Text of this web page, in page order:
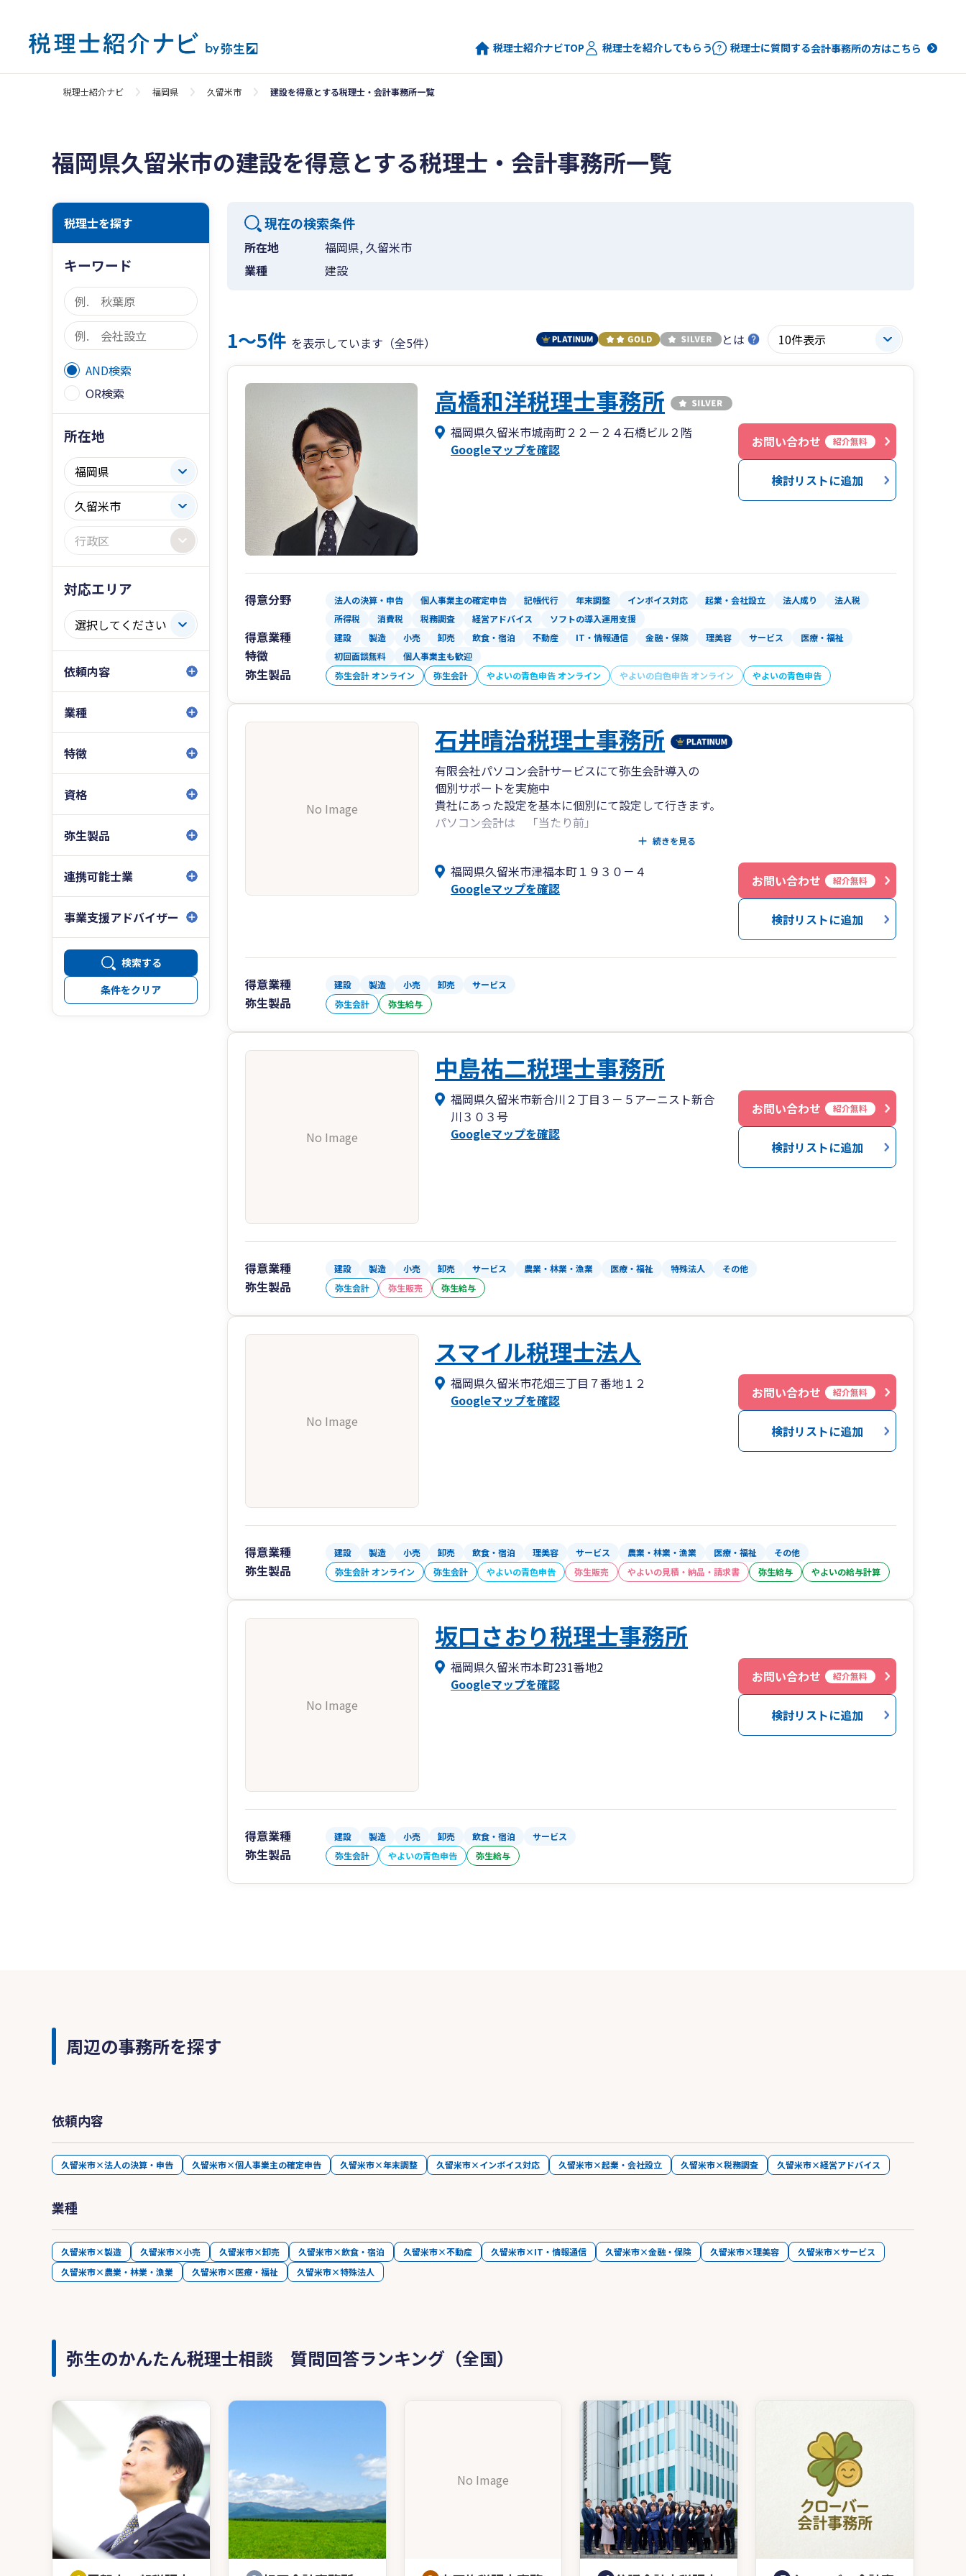
税理士紹介ナビTOP 税理士を紹介してもらう 税理士に質問する会計事務所の方はこちら
税理士紹介ナビ 福岡県 久留米市 建設を得意とする税理士・会計事務所一覧
福岡県久留米市の建設を得意とする税理士・会計事務所一覧
税理士を探す
キーワード
AND検索
OR検索
所在地
対応エリア
依頼内容
業種
特徴
資格
弥生製品
連携可能士業
事業支援アドバイザー
検索する
条件をクリア
現在の検索条件
所在地
福岡県, 久留米市
業種
建設
1〜5件 を表示しています（全5件） とは
高橋和洋税理士事務所
福岡県久留米市城南町２２－２４石橋ビル２階
Googleマップを確認
お問い合わせ 紹介無料
検討リストに追加
得意分野 法人の決算・申告 個人事業主の確定申告 記帳代行 年末調整 インボイス対応 起業・会社設立 法人成り
法人税
所得税
消費税 税務調査 経営アドバイス ソフトの導入運用支援
得意業種 建設 製造 小売 卸売 飲食・宿泊 不動産 IT・情報通信 金融・保険 理美容 サービス 医療・福祉
特徴 初回面談無料 個人事業主も歓迎
弥生製品 弥生会計 オンライン 弥生会計 やよいの青色申告 オンライン やよいの白色申告 オンライン やよいの青色申告
No Image
石井晴治税理士事務所
有限会社パソコン会計サービスにて弥生会計導入の
個別サポートを実施中
貴社にあった設定を基本に個別にて設定して行きます。
パソコン会計は 「当たり前」
弥生会計に特化した税理士事務所です。
続きを見る
福岡県久留米市津福本町１９３０－４
Googleマップを確認
お問い合わせ 紹介無料
検討リストに追加
得意業種 建設 製造 小売 卸売 サービス
弥生製品 弥生会計 弥生給与
No Image
中島祐二税理士事務所
福岡県久留米市新合川２丁目３－５アーニスト新合
川３０３号
Googleマップを確認
お問い合わせ 紹介無料
検討リストに追加
得意業種 建設 製造 小売 卸売 サービス 農業・林業・漁業 医療・福祉 特殊法人 その他
弥生製品 弥生会計 弥生販売 弥生給与
No Image
スマイル税理士法人
福岡県久留米市花畑三丁目７番地１２
Googleマップを確認
お問い合わせ 紹介無料
検討リストに追加
得意業種 建設 製造 小売 卸売 飲食・宿泊 理美容 サービス 農業・林業・漁業 医療・福祉 その他
弥生製品 弥生会計 オンライン 弥生会計 やよいの青色申告 弥生販売 やよいの見積・納品・請求書 弥生給与 やよいの給与計算
No Image
坂口さおり税理士事務所
福岡県久留米市本町231番地2
Googleマップを確認
お問い合わせ 紹介無料
検討リストに追加
得意業種 建設 製造 小売 卸売 飲食・宿泊 サービス
弥生製品 弥生会計 やよいの青色申告 弥生給与
周辺の事務所を探す
依頼内容
久留米市×法人の決算・申告 久留米市×個人事業主の確定申告 久留米市×年末調整 久留米市×インボイス対応 久留米市×起業・会社設立 久留米市×税務調査 久留米市×経営アドバイス
業種
久留米市×製造 久留米市×小売 久留米市×卸売 久留米市×飲食・宿泊 久留米市×不動産 久留米市×IT・情報通信 久留米市×金融・保険 久留米市×理美容
久留米市×サービス
久留米市×農業・林業・漁業
久留米市×医療・福祉 久留米市×特殊法人
弥生のかんたん税理士相談 質問回答ランキング（全国）
No Image